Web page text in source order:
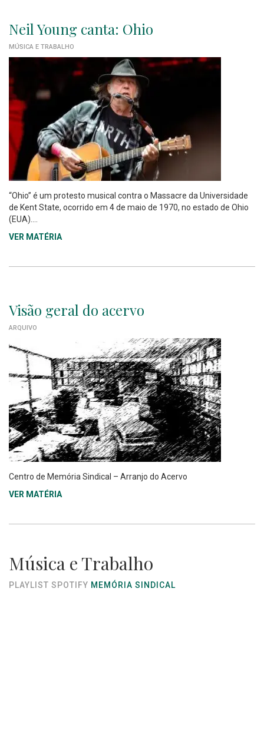
Neil Young canta: Ohio
MÚSICA E TRABALHO
“Ohio” é um protesto musical contra o Massacre da Universidade
de Kent State, ocorrido em 4 de maio de 1970, no estado de Ohio
(EUA)....
VER MATÉRIA
Visão geral do acervo
ARQUIVO
Centro de Memória Sindical – Arranjo do Acervo
VER MATÉRIA
Música e Trabalho
PLAYLIST SPOTIFY MEMÓRIA SINDICAL